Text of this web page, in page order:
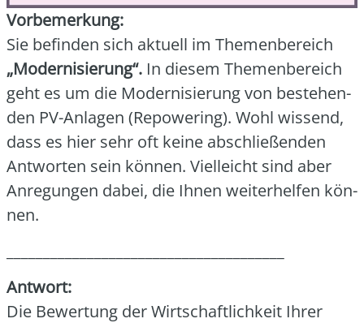
Vor­be­mer­kung:
Sie befin­den sich aktu­ell im The­men­be­reich
„Moder­ni­sie­rung“. In die­sem The­men­be­reich
geht es um die Moder­ni­sie­rung von bestehen­
den PV-Anla­gen (Repowe­ring). Wohl wis­send,
dass es hier sehr oft kei­ne abschlie­ßen­den
Ant­wor­ten sein kön­nen. Viel­leicht sind aber
Anre­gun­gen dabei, die Ihnen wei­ter­hel­fen kön­
nen.
Ant­wort:
Die Bewer­tung der Wirt­schaft­lich­keit Ihrer